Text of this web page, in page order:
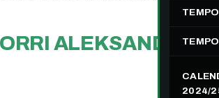
2024/
ALEKSANDER!